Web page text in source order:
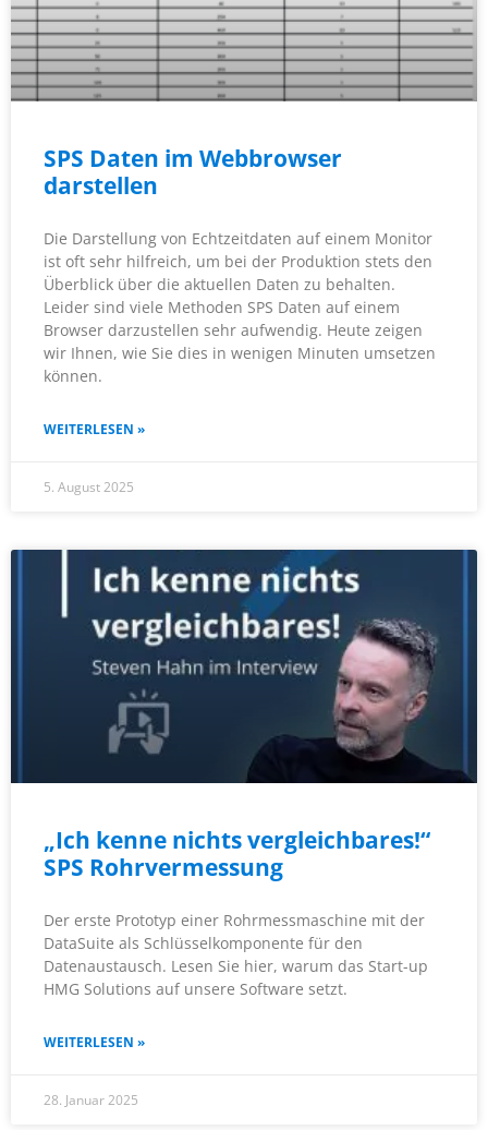
SPS Daten im Webbrowser
darstellen
Die Darstellung von Echtzeitdaten auf einem Monitor
ist oft sehr hilfreich, um bei der Produktion stets den
Überblick über die aktuellen Daten zu behalten.
Leider sind viele Methoden SPS Daten auf einem
Browser darzustellen sehr aufwendig. Heute zeigen
wir Ihnen, wie Sie dies in wenigen Minuten umsetzen
können.
WEITERLESEN »
5. August 2025
„Ich kenne nichts vergleichbares!“
SPS Rohrvermessung
Der erste Prototyp einer Rohrmessmaschine mit der
DataSuite als Schlüsselkomponente für den
Datenaustausch. Lesen Sie hier, warum das Start-up
HMG Solutions auf unsere Software setzt.
WEITERLESEN »
28. Januar 2025